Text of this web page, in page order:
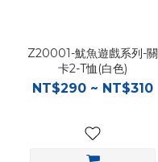
Z20001-魷魚遊戲系列-關
卡2-T恤(白色)
NT$290 ~ NT$310